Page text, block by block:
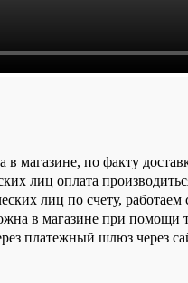
магазине, по факту
лиц оплата
лиц по счету,
в магазине при помощи
платежный шлюз через